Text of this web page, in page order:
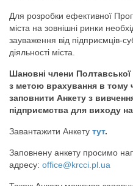
Для розробки ефективної
міста на зовнішні ринки
зауваження від підприємців-
діяльності міста.
Шановні члени
з метою врахування в тому
заповнити Анкету з
підприємства для виходу
Завантажити Анкету тут.
Заповнену анкету просимо
адресу: office@krcci.pl.ua